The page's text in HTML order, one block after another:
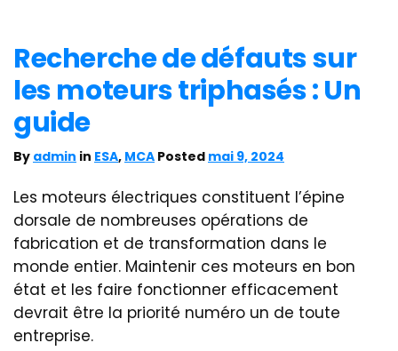
Recherche de défauts sur
les moteurs triphasés : Un
guide
By admin in ESA, MCA Posted mai 9, 2024
Les moteurs électriques constituent l’épine
dorsale de nombreuses opérations de
fabrication et de transformation dans le
monde entier. Maintenir ces moteurs en bon
état et les faire fonctionner efficacement
devrait être la priorité numéro un de toute
entreprise.